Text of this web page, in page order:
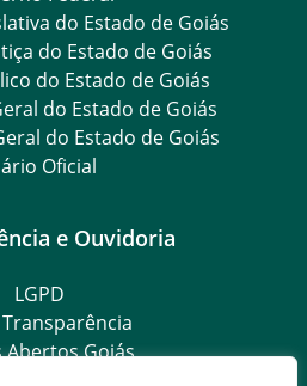
do Estado de Goiás
do Estado de Goiás
do Estado de Goiás
do Estado de Goiás
do Estado de Goiás
Oficial
e Ouvidoria
LGPD
Abertos Goiás